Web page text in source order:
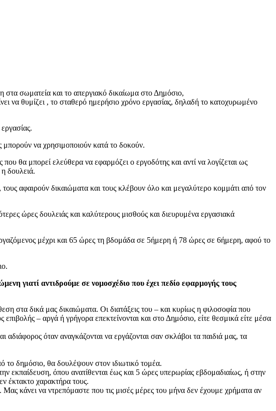
οργάνωση στα σωματεία και το απεργιακό δικαίωμα στο Δημόσιο,
, το σταθερό ημερήσιο χρόνο εργασίας, δηλαδή το κατοχυρωμένο
να χρησιμοποιούν κατά το δοκούν.
θα μπορεί ελεύθερα να εφαρμόζει ο εργοδότης και αντί να λογίζεται ως
προφανώς όταν θα «πέφτει» η δουλειά.
αφαιρούν δικαιώματα και τους κλέβουν όλο και μεγαλύτερο κομμάτι από τον
ώρες δουλειάς και καλύτερους μισθούς και διευρυμένα εργασιακά
μέχρι και 65 ώρες τη βδομάδα σε 5ήμερη ή 78 ώρες σε 6ήμερη, αφού το
ώρες δουλειάς ημερησίως.
στο επερχόμενο νομοσχέδιο.
γιατί αντιδρούμε σε νομοσχέδιο που έχει πεδίο εφαρμογής τους
στα δικά μας δικαιώματα. Oι διατάξεις του – και κυρίως η φιλοσοφία που
– αργά ή γρήγορα επεκτείνονται και στο Δημόσιο, είτε θεσμικά είτε μέσα
αδιάφορος όταν αναγκάζονται να εργάζονται σαν σκλάβοι τα παιδιά μας, τα
το δημόσιο, θα δουλέψουν στον ιδιωτικό τομέα.
εκπαίδευση, όπου ανατίθενται έως και 5 ώρες υπερωρίας εβδομαδιαίως, ή στην
έκτακτο χαρακτήρα τους.
Μας κάνει να ντρεπόμαστε που τις μισές μέρες του μήνα δεν έχουμε χρήματα αν